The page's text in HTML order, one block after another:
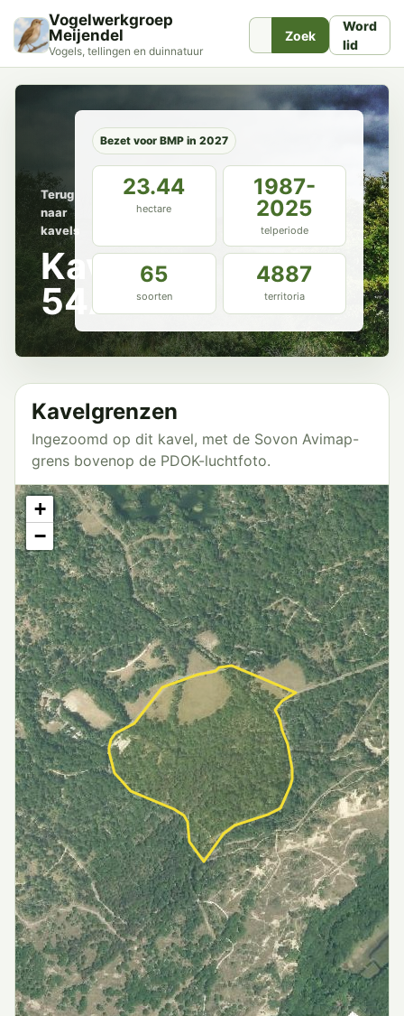
Vogelwerkgroep
Meijendel
Vogels, tellingen en duinnatuur
Zoek
Word
lid
Terug
naar
kavels
Kavel
54A
Bezet voor BMP in 2027
23.44
hectare
1987-
2025
telperiode
65
soorten
4887
territoria
Kavelgrenzen
Ingezoomd op dit kavel, met de Sovon Avimap-
grens bovenop de PDOK-luchtfoto.
+
−